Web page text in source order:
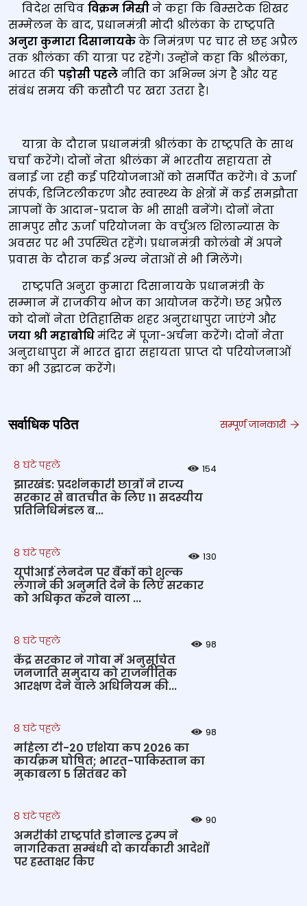
विदेश सचिव विक्रम मिस्रीने कहा कि बिम्सटेक शिखर
सम्मेलन के बाद, प्रधानमंत्री मोदी श्रीलंका के राष्ट्रपति
अनुरा कुमारा दिसानायकेके निमंत्रण पर चार से छह अप्रैल
तक श्रीलंका की यात्रा पर रहेंगे। उन्होंने कहा कि श्रीलंका,
भारत की पड़ोसी पहले नीति का अभिन्न अंग है और यह
संबंध समय की कसौटी पर खरा उतरा है।
यात्रा के दौरान प्रधानमंत्री श्रीलंका के राष्ट्रपति के साथ
चर्चा करेंगे। दोनों नेता श्रीलंका में भारतीय सहायता से
बनाई जा रही कई परियोजनाओं को समर्पित करेंगे। वे ऊर्जा
संपर्क, डिजिटलीकरण और स्वास्थ्य के क्षेत्रों में कई समझौता
ज्ञापनों के आदान-प्रदान के भी साक्षी बनेंगे। दोनों नेता
सामपुर सौर ऊर्जा परियोजना के वर्चुअल शिलान्यास के
अवसर पर भी उपस्थित रहेंगे। प्रधानमंत्री कोलंबो में अपने
प्रवास के दौरान कई अन्‍य नेताओं से भी मिलेंगे।
राष्ट्रपति अनुरा कुमारा दिसानायके प्रधानमंत्री के
सम्मान में राजकीय भोज का आयोजन करेंगे। छह अप्रैल
को दोनों नेता ऐतिहासिक शहर अनुराधापुरा जाएंगे और
जया श्री महाबोधिमंदिर में पूजा-अर्चना करेंगे। दोनों नेता
अनुराधापुरा में भारत द्वारा सहायता प्राप्त दो परियोजनाओं
का भी उद्घाटन करेंगे।
सर्वाधिक पठित सम्पूर्ण जानकारी
8 घंटे पहले 154
झारखंड: प्रदर्शनकारी छात्रों ने राज्य
सरकार से बातचीत के लिए 11 सदस्यीय
प्रतिनिधिमंडल ब...
8 घंटे पहले 130
यूपीआई लेनदेन पर बैंकों को शुल्क
लगाने की अनुमति देने के लिए सरकार
को अधिकृत करने वाला ...
8 घंटे पहले 98
केंद्र सरकार ने गोवा में अनुसूचित
जनजाति समुदाय को राजनीतिक
आरक्षण देने वाले अधिनियम की...
8 घंटे पहले 98
महिला टी-20 एशिया कप 2026 का
कार्यक्रम घोषित; भारत-पाकिस्तान का
मुकाबला 5 सितंबर को
8 घंटे पहले 90
अमरीकी राष्ट्रपति डोनाल्ड ट्रम्प ने
नागरिकता सम्बंधी दो कार्यकारी आदेशों
पर हस्ताक्षर किए